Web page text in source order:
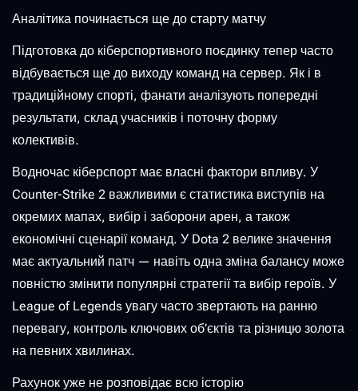
Аналітика починається ще до старту матчу
Підготовка до кіберспортивного поєдинку тепер часто
відбувається ще до виходу команд на сервер. Як і в
традиційному спорті, фанати аналізують попередні
результати, склад учасників і поточну форму
колективів.
Водночас кіберспорт має власні фактори впливу. У
Counter-Strike 2 важливими є статистика виступів на
окремих мапах, вибір і заборони арен, а також
економічні сценарії команд. У Dota 2 велике значення
має актуальний патч — навіть одна зміна балансу може
повністю змінити популярні стратегії та вибір героїв. У
League of Legends увагу часто звертають на ранню
перевагу, контроль ключових об’єктів та різницю золота
на певних хвилинах.
Рахунок уже не розповідає всю історію